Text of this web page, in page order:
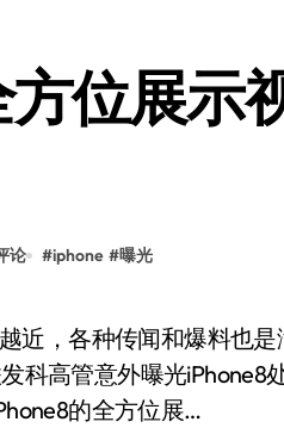
，手机实用管家助你快人一步抢
位展示
论 #iphone #曝光
科高管意外曝光
的全方位展…